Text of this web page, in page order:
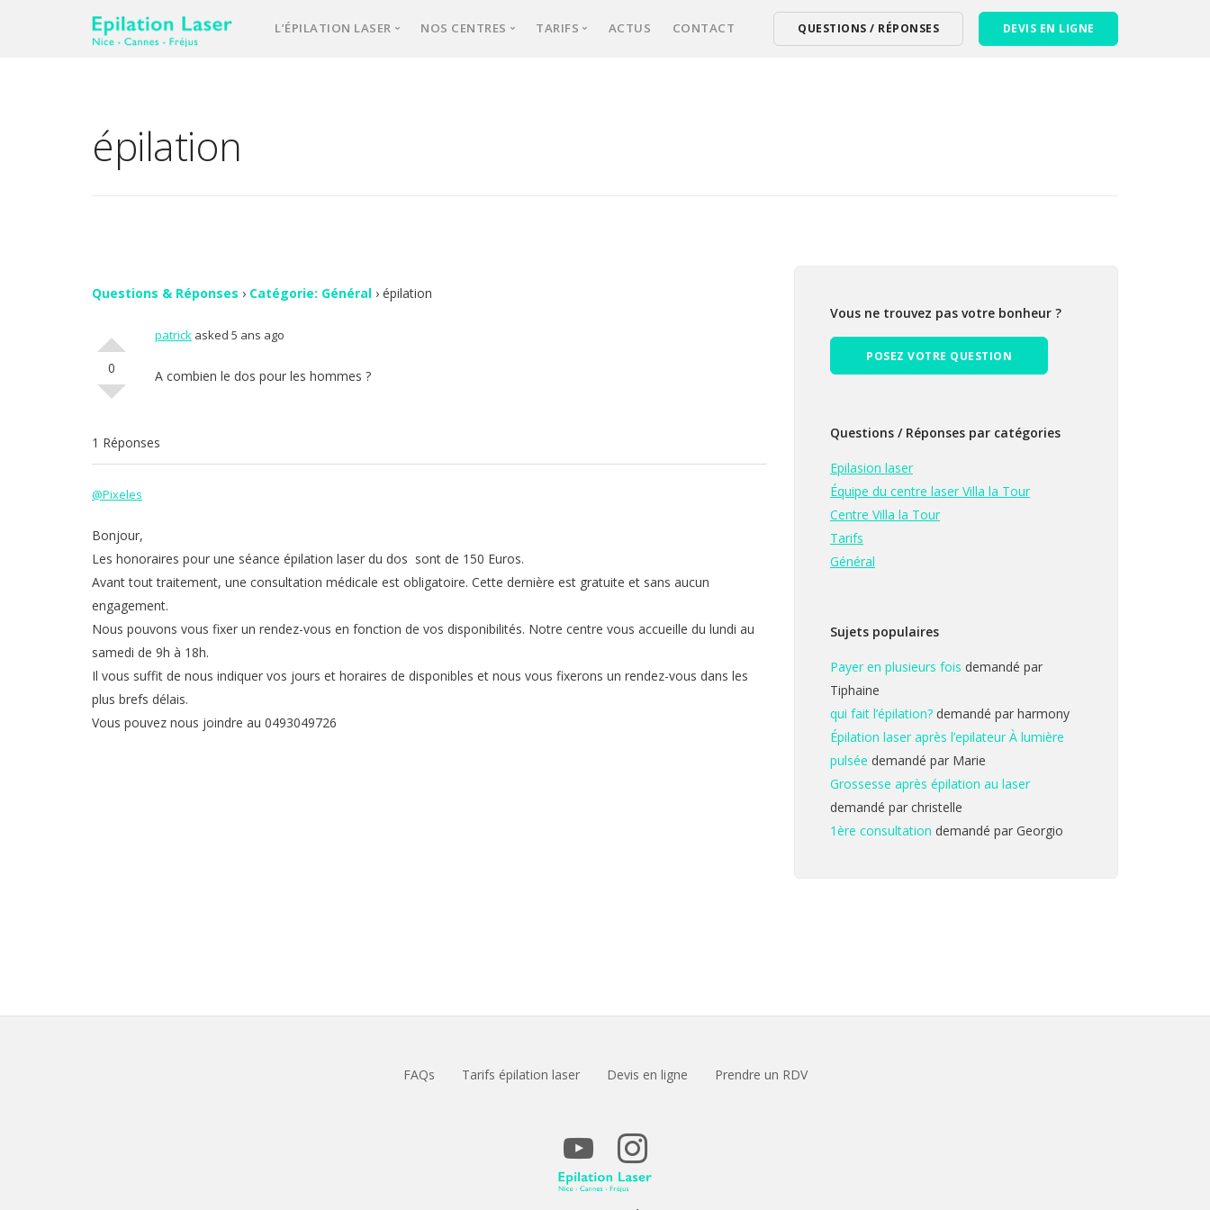
L’ÉPILATION LASER
Vos avis
NOS CENTRES TARIFS ACTUS CONTACT QUESTIONS / RÉPONSES DEVIS EN LIGNE
épilation
Questions & Réponses › Catégorie: Général › épilation
0
patrick asked 5 ans ago
A combien le dos pour les hommes ?
1 Réponses
@Pixeles
Bonjour,
Les honoraires pour une séance épilation laser du dos sont de 150 Euros.
Avant tout traitement, une consultation médicale est obligatoire. Cette dernière est gratuite et sans aucun
engagement.
Nous pouvons vous fixer un rendez-vous en fonction de vos disponibilités. Notre centre vous accueille du lundi au
samedi de 9h à 18h.
Il vous suffit de nous indiquer vos jours et horaires de disponibles et nous vous fixerons un rendez-vous dans les
plus brefs délais.
Vous pouvez nous joindre au 0493049726
Vous ne trouvez pas votre bonheur ?
POSEZ VOTRE QUESTION
Questions / Réponses par catégories
Epilasion laser
Équipe du centre laser Villa la Tour
Centre Villa la Tour
Tarifs
Général
Sujets populaires
Payer en plusieurs fois demandé par
Tiphaine
qui fait l’épilation? demandé par harmony
Épilation laser après l’epilateur À lumière
pulsée demandé par Marie
Grossesse après épilation au laser
demandé par christelle
1ère consultation demandé par Georgio
FAQs Tarifs épilation laser Devis en ligne Prendre un RDV